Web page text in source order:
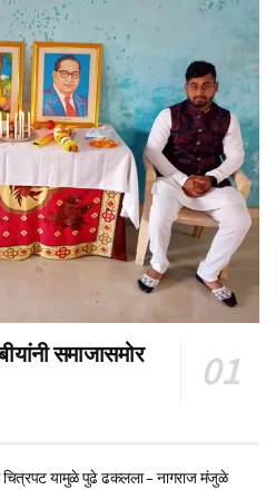
समाजासमोर
चित्रपट यामुळे पुढे ढकलला – नागराज मंजुळे